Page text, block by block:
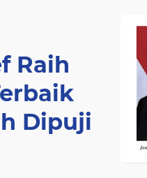
Raih
Dipuji